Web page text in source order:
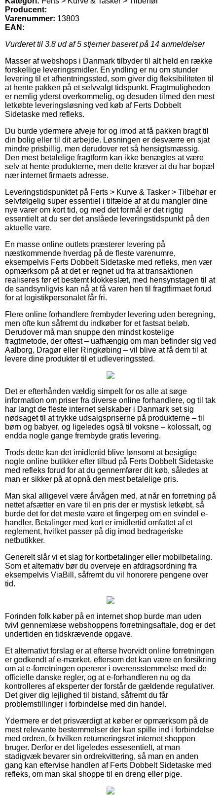
Producent:
Varenummer: 13803
EAN:
Vurderet til 3.8 ud af 5 stjerner baseret på 14 anmeldelser
Masser af webshops i Danmark tilbyder til alt held en række
forskellige leveringsmidler. En yndling er nu om stunder
levering til et afhentningssted, som giver dig fleksibiliteten til
at hente pakken på et selvvalgt tidspunkt. Fragtmuligheden
er nemlig yderst overkommelig, og desuden tilmed den mest
letkøbte leveringsløsning ved køb af Ferts Dobbelt
Sidetaske med refleks.
Du burde ydermere afveje for og imod at få pakken bragt til
din bolig eller til dit arbejde. Løsningen er desværre en sjat
mindre prisbillig, men derudover ret så hensigtsmæssig.
Den mest betalelige fragtform kan ikke benægtes at være
selv at hente produkterne, men dette kræver at du har bopæl
nær internet firmaets adresse.
Leveringstidspunktet på Ferts > Kurve & Tasker > Tilbehør er
selvfølgelig super essentiel i tilfælde af at du mangler dine
nye varer om kort tid, og med det formål er det rigtig
essentielt at du ser det anslåede leveringstidspunkt på den
aktuelle vare.
En masse online outlets præsterer levering på
næstkommende hverdag på de fleste varenumre,
eksempelvis Ferts Dobbelt Sidetaske med refleks, men vær
opmærksom på at det er regnet ud fra at transaktionen
realiseres før et bestemt klokkeslæt, med hensynstagen til at
de sandsynligvis kan nå at få varen hen til fragtfirmaet forud
for at logistikpersonalet får fri.
Flere online forhandlere frembyder levering uden beregning,
men ofte kun såfremt du indkøber for et fastsat beløb.
Derudover må man snuppe den mindst kostelige
fragtmetode, der oftest – uafhængig om man befinder sig ved
Aalborg, Dragør eller Ringkøbing – vil blive at få dem til at
levere dine produkter til et udleveringssted.
Det er efterhånden vældig simpelt for os alle at søge
information om priser fra diverse online forhandlere, og til tak
har langt de fleste internet selskaber i Danmark set sig
nødsaget til at trykke udsalgspriserne på produkterne – til
børn og babyer, og ligeledes også til voksne – kolossalt, og
endda nogle gange frembyde gratis levering.
Trods dette kan det imidlertid blive lønsomt at besigtige
nogle online butikker efter tilbud på Ferts Dobbelt Sidetaske
med refleks forud for at du gennemfører dit køb, således at
man er sikker på at opnå den mest betalelige pris.
Man skal alligevel være årvågen med, at når en forretning på
nettet afsætter en vare til en pris der er mystisk letkøbt, så
burde det for det meste være et fingerpeg om en svindel e-
handler. Betalinger med kort er imidlertid omfattet af et
reglement, hvilket passer på dig imod bedrageriske
netbutikker.
Generelt slår vi et slag for kortbetalinger eller mobilbetaling.
Som et alternativ bør du overveje en afdragsordning fra
eksempelvis ViaBill, såfremt du vil honorere pengene over
tid.
Forinden folk køber på en internet shop burde man uden
tvivl gennemlæse webshoppens forretningsaftale, dog er det
undertiden en tidskrævende opgave.
Et alternativt forslag er at efterse hvorvidt online forretningen
er godkendt af e-mærket, eftersom det kan være en forsikring
om at e-forretningen opererer i overensstemmelse med de
officielle danske regler, og at e-forhandleren nu og da
kontrolleres af eksperter der forstår de gældende regulativer.
Det giver dig lejlighed til bistand, såfremt du får
problemstillinger i forbindelse med din handel.
Ydermere er det prisværdigt at køber er opmærksom på de
mest relevante bestemmelser der kan spille ind i forbindelse
med ordren, fx hvilken returneringsret internet shoppen
bruger. Derfor er det ligeledes essesentielt, at man
stadigvæk bevarer sin ordrekvittering, så man en anden
gang kan eftervise handlen af Ferts Dobbelt Sidetaske med
refleks, om man skal shoppe til en dreng eller pige.